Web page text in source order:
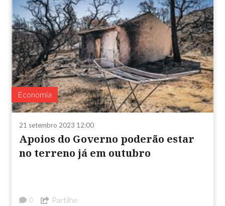
Economia
21 setembro 2023 12:00
Apoios do Governo poderão estar
no terreno já em outubro
0 Partilhe